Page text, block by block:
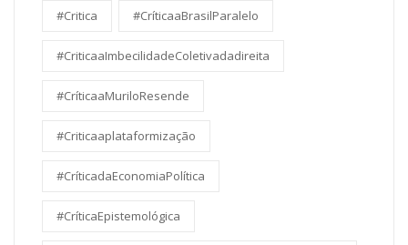
#Critica #CríticaaBrasilParalelo
#CriticaaImbecilidadeColetivadadireita
#CríticaaMuriloResende
#Criticaaplataformização
#CríticadaEconomiaPolítica
#CríticaEpistemológica